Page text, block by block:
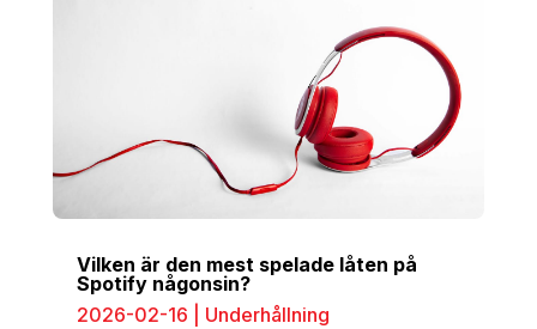
Vilken är den mest spelade låten på
Spotify någonsin?
2026-02-16
Underhållning